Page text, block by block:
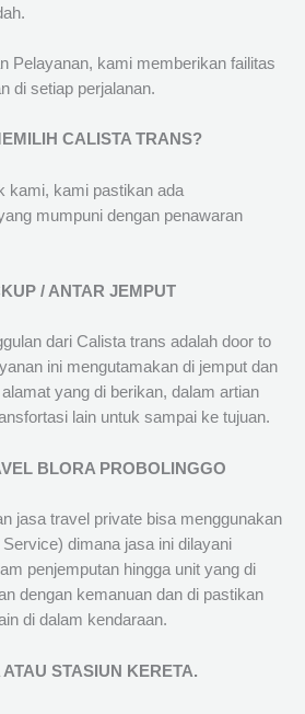
Pelayanan, kami memberikan failitas
di setiap perjalanan.
CALISTA TRANS?
kami, kami pastikan ada
mumpuni dengan penawaran
/ ANTAR JEMPUT
dari Calista trans adalah door to
ini mengutamakan di jemput dan
yang di berikan, dalam artian
lain untuk sampai ke tujuan.
BLORA PROBOLINGGO
jasa travel private bisa menggunakan
dimana jasa ini dilayani
penjemputan hingga unit yang di
dengan kemanuan dan di pastikan
di dalam kendaraan.
STASIUN KERETA.